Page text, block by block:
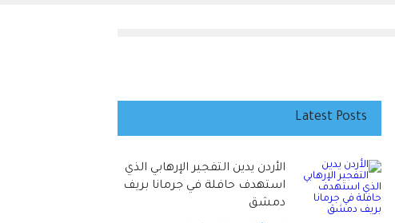
Latest Posts
الأردن يدين التفجير الإرهابي الذي
استهدف حافلة في جرمانا بريف
دمشق